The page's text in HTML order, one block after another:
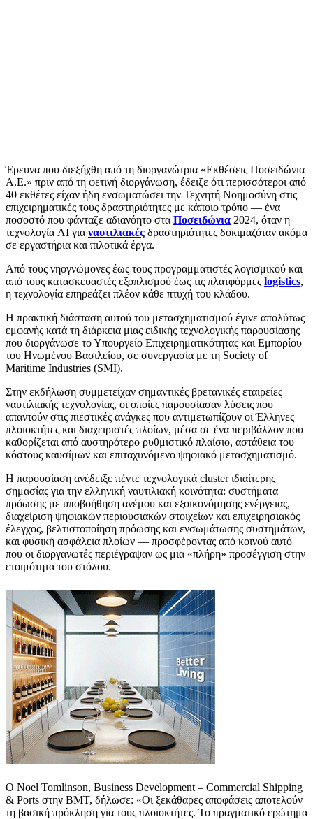
Έρευνα που διεξήχθη από τη διοργανώτρια «Εκθέσεις Ποσειδώνια
Α.Ε.» πριν από τη φετινή διοργάνωση, έδειξε ότι περισσότεροι από
40 εκθέτες είχαν ήδη ενσωματώσει την Τεχνητή Νοημοσύνη στις
επιχειρηματικές τους δραστηριότητες με κάποιο τρόπο — ένα
ποσοστό που φάνταζε αδιανόητο στα Ποσειδώνια 2024, όταν η
τεχνολογία AΙ για ναυτιλιακές δραστηριότητες δοκιμαζόταν ακόμα
σε εργαστήρια και πιλοτικά έργα.
Από τους νηογνώμονες έως τους προγραμματιστές λογισμικού και
από τους κατασκευαστές εξοπλισμού έως τις πλατφόρμες logistics,
η τεχνολογία επηρεάζει πλέον κάθε πτυχή του κλάδου.
Η πρακτική διάσταση αυτού του μετασχηματισμού έγινε απολύτως
εμφανής κατά τη διάρκεια μιας ειδικής τεχνολογικής παρουσίασης
που διοργάνωσε το Υπουργείο Επιχειρηματικότητας και Εμπορίου
του Ηνωμένου Βασιλείου, σε συνεργασία με τη Society of
Maritime Industries (SMI).
Στην εκδήλωση συμμετείχαν σημαντικές βρετανικές εταιρείες
ναυτιλιακής τεχνολογίας, οι οποίες παρουσίασαν λύσεις που
απαντούν στις πιεστικές ανάγκες που αντιμετωπίζουν οι Έλληνες
πλοιοκτήτες και διαχειριστές πλοίων, μέσα σε ένα περιβάλλον που
καθορίζεται από αυστηρότερο ρυθμιστικό πλαίσιο, αστάθεια του
κόστους καυσίμων και επιταχυνόμενο ψηφιακό μετασχηματισμό.
Η παρουσίαση ανέδειξε πέντε τεχνολογικά cluster ιδιαίτερης
σημασίας για την ελληνική ναυτιλιακή κοινότητα: συστήματα
πρόωσης με υποβοήθηση ανέμου και εξοικονόμησης ενέργειας,
διαχείριση ψηφιακών περιουσιακών στοιχείων και επιχειρησιακός
έλεγχος, βελτιστοποίηση πρόωσης και ενσωμάτωσης συστημάτων,
και φυσική ασφάλεια πλοίων — προσφέροντας από κοινού αυτό
που οι διοργανωτές περιέγραψαν ως μια «πλήρη» προσέγγιση στην
ετοιμότητα του στόλου.
Ο Noel Tomlinson, Business Development – Commercial Shipping
& Ports στην BMT, δήλωσε: «Οι ξεκάθαρες αποφάσεις αποτελούν
τη βασική πρόκληση για τους πλοιοκτήτες. Το πραγματικό ερώτημα